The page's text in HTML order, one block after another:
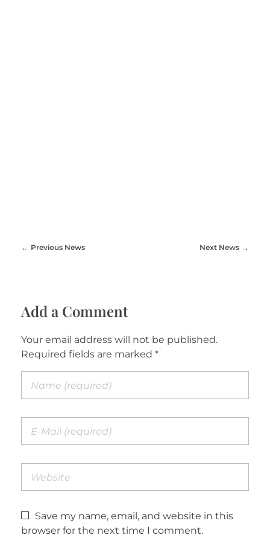
Previous News Next News
Add a Comment
Your email address will not be published.
Required fields are marked *
Save my name, email, and website in this
browser for the next time I comment.